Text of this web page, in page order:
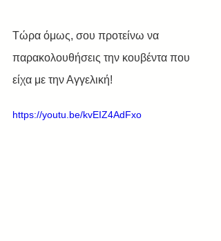
Τώρα όμως, σου προτείνω να
παρακολουθήσεις την κουβέντα που
είχα με την Αγγελική!
https://youtu.be/kvEIZ4AdFxo